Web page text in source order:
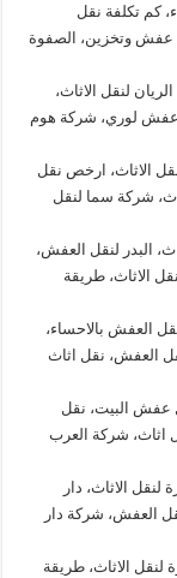
كم تكلفة نقل
عفش وتخزين، الصفوة
لنقل الاثاث،
عفش لوري، شركة هوم
الاثاث، ارخص نقل
شركة سما لنقل
البدر لنقل العفش،
الاثاث، طريقة
العفش بالاحساء،
العفش، نقل اثاث
عفش البيت، نقل
اثاث، شركة العرب
الاثاث، دار
العفش، شركة دار
الاثاث، طريقة